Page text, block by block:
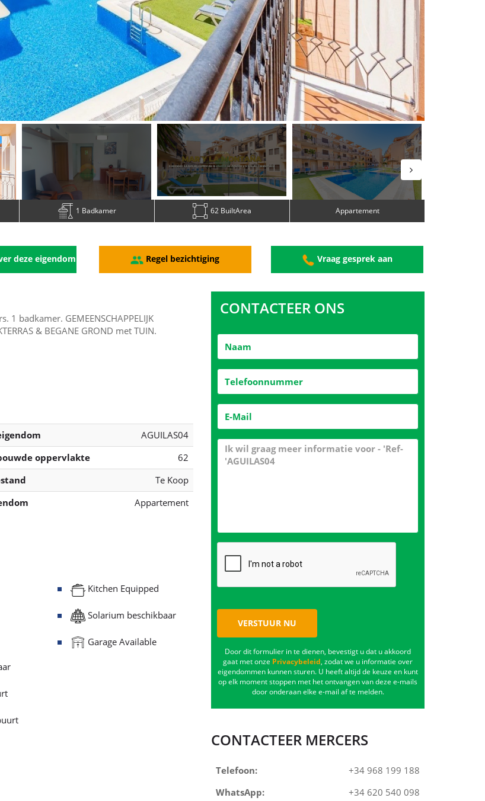
1 Badkamer 62 BuiltArea Appartement
deze eigendom Regel bezichtiging Vraag gesprek aan
badkamer. GEMEENSCHAPPELIJK
& BEGANE GROND met TUIN.
AGUILAS04
oppervlakte
62
Te Koop
Appartement
Kitchen Equipped
Solarium beschikbaar
Garage Available
CONTACTEER ONS
VERSTUUR NU
Door dit formulier in te dienen, bevestigt u dat u akkoord
gaat met onze Privacybeleid, zodat we u informatie over
eigendommen kunnen sturen. U heeft altijd de keuze en kunt
op elk moment stoppen met het ontvangen van deze e-mails
door onderaan elke e-mail af te melden.
CONTACTEER MERCERS
Telefoon:
+34 968 199 188
WhatsApp:
+34 620 540 098